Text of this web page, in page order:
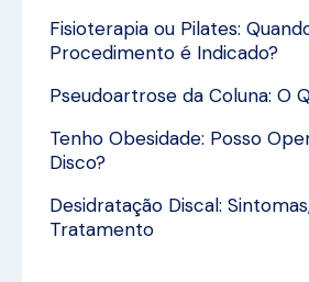
Fisioterapia ou Pilates:
Procedimento é Indicado?
Pseudoartrose da Coluna: O
Tenho Obesidade: Posso
Disco?
Desidratação Discal:
Tratamento